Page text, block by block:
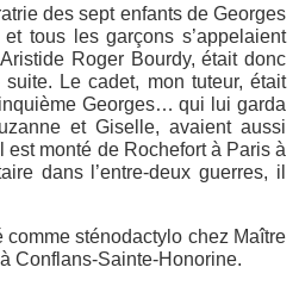
des sept enfants de Georges
tous les garçons s’appelaient
Roger Bourdy, était donc
Le cadet, mon tuteur, était
Georges… qui lui garda
et Giselle, avaient aussi
monté de Rochefort à Paris à
dans l’entre-deux guerres, il
comme sténodactylo chez Maître
Conflans-Sainte-Honorine.